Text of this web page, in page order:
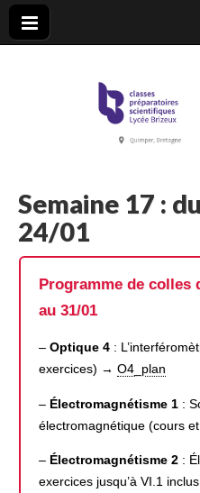
CPGE
Semaine 17 :
24/01
Programme de colles
au 31/01
– Optique 4 :
exercices) → O4_plan
– Électromagnétisme 1 :
électromagnétique (cours
– Électromagnétisme 2 :
exercices jusqu’à VI.1